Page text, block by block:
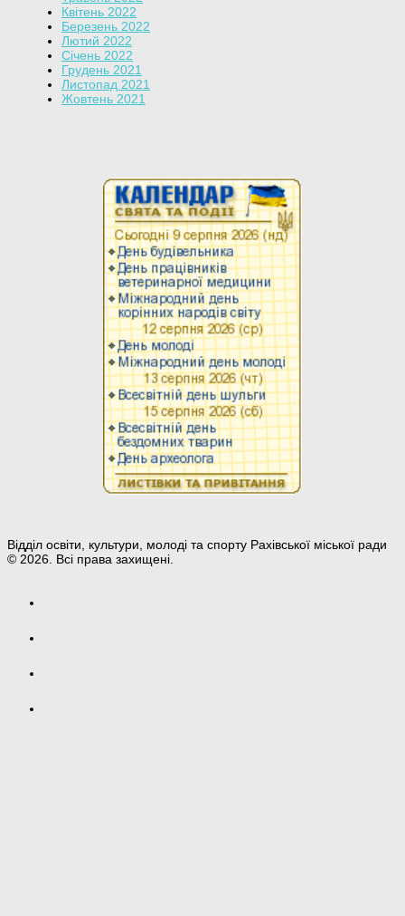
Квітень 2022
Березень 2022
Лютий 2022
Січень 2022
Грудень 2021
Листопад 2021
Жовтень 2021
Відділ освіти, культури, молоді та спорту Рахівської міської ради
© 2026. Всі права захищені.